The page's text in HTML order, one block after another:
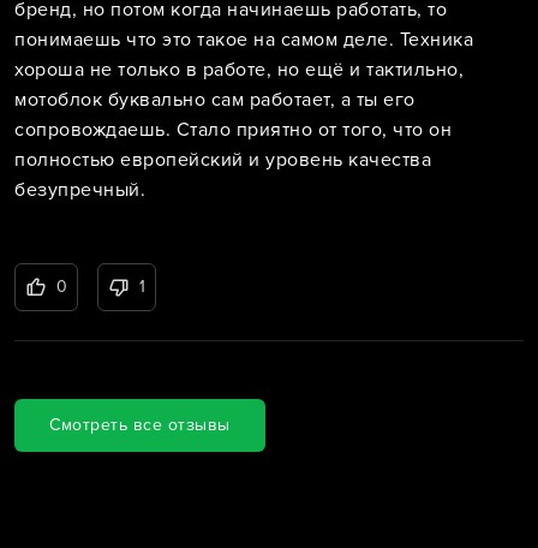
бренд, но потом когда начинаешь работать, то
понимаешь что это такое на самом деле. Техника
хороша не только в работе, но ещё и тактильно,
мотоблок буквально сам работает, а ты его
сопровождаешь. Стало приятно от того, что он
полностью европейский и уровень качества
безупречный.
0 1
Смотреть все отзывы